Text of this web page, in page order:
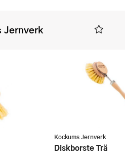
Jernverk
Kockums Jernverk
Diskborste Trä